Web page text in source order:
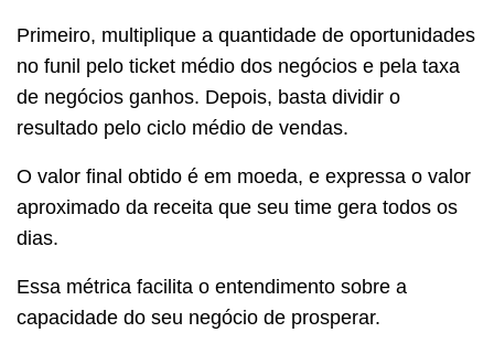
Primeiro, multiplique a quantidade de oportunidades
no funil pelo ticket médio dos negócios e pela taxa
de negócios ganhos. Depois, basta dividir o
resultado pelo ciclo médio de vendas.
O valor final obtido é em moeda, e expressa o valor
aproximado da receita que seu time gera todos os
dias.
Essa métrica facilita o entendimento sobre a
capacidade do seu negócio de prosperar.